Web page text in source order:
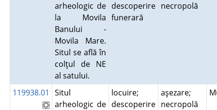
arheologic de
la Movila
Banului -
Movila Mare.
Situl se află în
colţul de NE
al satului.
descoperire
funerară
necropolă
119938.01
Situl
arheologic de
locuire;
descoperire
aşezare;
necropolă